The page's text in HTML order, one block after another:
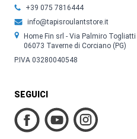
+39 075 7816444
info@tapisroulantstore.it
Home Fin srl - Via Palmiro Togliatti
06073 Taverne di Corciano (PG)
P.IVA 03280040548
SEGUICI